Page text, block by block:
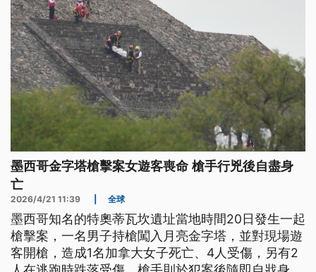
墨西哥金字塔槍擊案女遊客喪命 槍手行兇後自盡身
亡
2026/4/21 11:39 全球
墨西哥知名的特奧蒂瓦坎遺址當地時間20日發生一起
槍擊案，一名男子持槍闖入月亮金字塔，並對現場遊
客開槍，造成1名加拿大女子死亡、4人受傷，另有2